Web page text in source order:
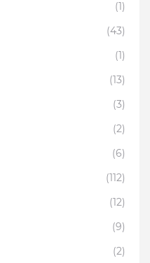
(1)
(43)
(1)
(13)
(3)
(2)
(6)
(112)
(12)
(9)
(2)